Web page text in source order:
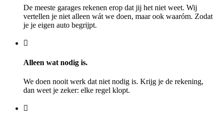
De meeste garages rekenen erop dat jij het niet weet. Wij
vertellen je niet alleen wát we doen, maar ook waaróm. Zodat
je je eigen auto begrijpt.
Alleen wat nodig is.
We doen nooit werk dat niet nodig is. Krijg je de rekening,
dan weet je zeker: elke regel klopt.